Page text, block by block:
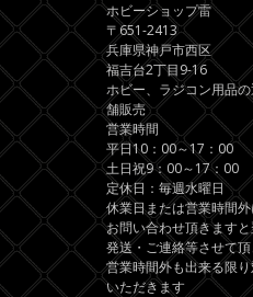
ホビーショップ雷
〒651-2413
兵庫県神戸市西区
福吉台2丁目9-16
ホビー、ラジコン用品
舗販売
営業時間
平日10：00～17：00
土日祝9：00～17：00
定休日：毎週水曜日
休業日または営業時間外
お問い合わせ頂きます
発送・ご連絡等させて
営業時間外も出来る限
いただきます